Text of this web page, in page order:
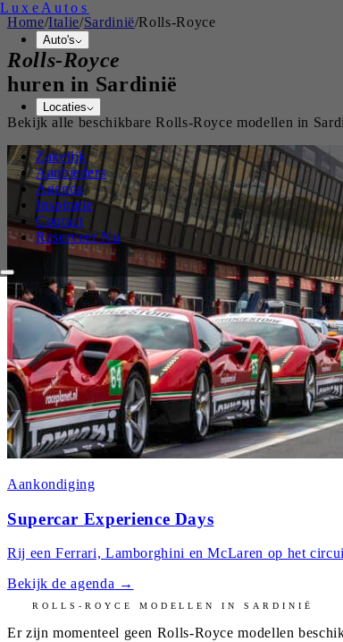
Luxe Autos
Auto's
Locaties
Zakelijk
Aanbieders
Agenda
Inspiratie
Contact
Reserveer Nu
Home/Italie/Sardinië/Rolls-Royce
Rolls-Royce
huren in Sardinië
Bekijk alle beschikbareRolls-Royce modellen in
Aankondiging
Supercar Experience Days
Rij een Ferrari, Lamborghini en McLaren op het
Bekijk de agenda →
ROLLS-ROYCE MODELLEN INSARDINIË
Er zijn momenteel geen Rolls-Royce modellen